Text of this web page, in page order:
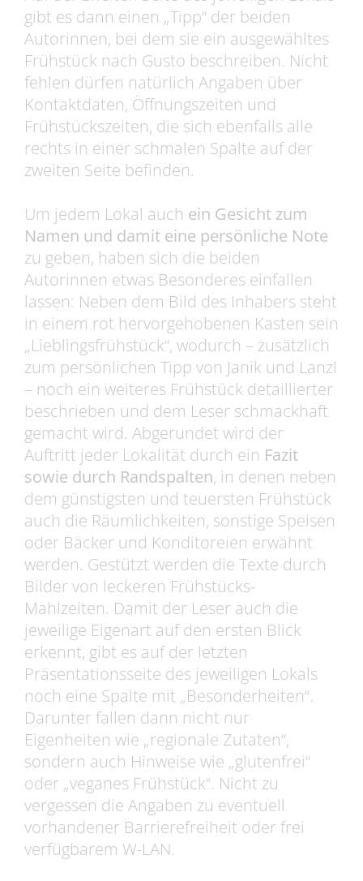
gibt es dann einen „Tipp“ der beiden
Autorinnen, bei dem sie ein ausgewähltes
Frühstück nach Gusto beschreiben. Nicht
fehlen dürfen natürlich Angaben über
Kontaktdaten, Öffnungszeiten und
Frühstückszeiten, die sich ebenfalls alle
rechts in einer schmalen Spalte auf der
zweiten Seite befinden.
Um jedem Lokal auch ein Gesicht zum
Namen und damit eine persönliche Note
zu geben, haben sich die beiden
Autorinnen etwas Besonderes einfallen
lassen: Neben dem Bild des Inhabers steht
in einem rot hervorgehobenen Kasten sein
„Lieblingsfrühstück“, wodurch – zusätzlich
zum persönlichen Tipp von Janik und Lanzl
– noch ein weiteres Frühstück detaillierter
beschrieben und dem Leser schmackhaft
gemacht wird. Abgerundet wird der
Auftritt jeder Lokalität durch ein Fazit
sowie durch Randspalten, in denen neben
dem günstigsten und teuersten Frühstück
auch die Räumlichkeiten, sonstige Speisen
oder Bäcker und Konditoreien erwähnt
werden. Gestützt werden die Texte durch
Bilder von leckeren Frühstücks-
Mahlzeiten. Damit der Leser auch die
jeweilige Eigenart auf den ersten Blick
erkennt, gibt es auf der letzten
Präsentationsseite des jeweiligen Lokals
noch eine Spalte mit „Besonderheiten“.
Darunter fallen dann nicht nur
Eigenheiten wie „regionale Zutaten“,
sondern auch Hinweise wie „glutenfrei“
oder „veganes Frühstück“. Nicht zu
vergessen die Angaben zu eventuell
vorhandener Barrierefreiheit oder frei
verfügbarem W-LAN.